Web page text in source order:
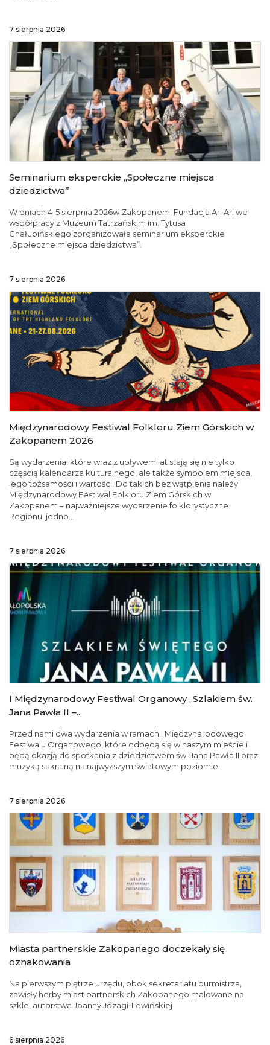
7 sierpnia 2026
Seminarium eksperckie „Społeczne miejsca
dziedzictwa”
W dniach 4-5 sierpnia 2026w Zakopanem, Fundacja Ari Ari we
współpracy z Muzeum Tatrzańskim im. Tytusa
Chałubińskiego zorganizowała seminarium eksperckie
„Społeczne miejsca dziedzictwa”.
7 sierpnia 2026
Międzynarodowy Festiwal Folkloru Ziem Górskich w
Zakopanem 2026
Są wydarzenia, które wraz z upływem lat stają się nie tylko
częścią kalendarza kulturalnego, ale także symbolem miejsca,
jego tożsamości i wartości. Do takich bez wątpienia należy
Międzynarodowy Festiwal Folkloru Ziem Górskich w
Zakopanem – najważniejsze wydarzenie folklorystyczne
Regionu, jedno...
7 sierpnia 2026
I Międzynarodowy Festiwal Organowy „Szlakiem św.
Jana Pawła II –...
Przed nami dwa wydarzenia w ramach I Międzynarodowego
Festiwalu Organowego, które odbędą się w naszym mieście i
będą okazją do spotkania z dziedzictwem św. Jana Pawła II oraz
muzyką sakralną na najwyższym światowym poziomie.
7 sierpnia 2026
Miasta partnerskie Zakopanego doczekały się
oznakowania
Na pierwszym piętrze urzędu, obok sekretariatu burmistrza,
zawisły herby miast partnerskich Zakopanego malowane na
szkle, autorstwa Joanny Józagi-Lewińskiej.
6 sierpnia 2026